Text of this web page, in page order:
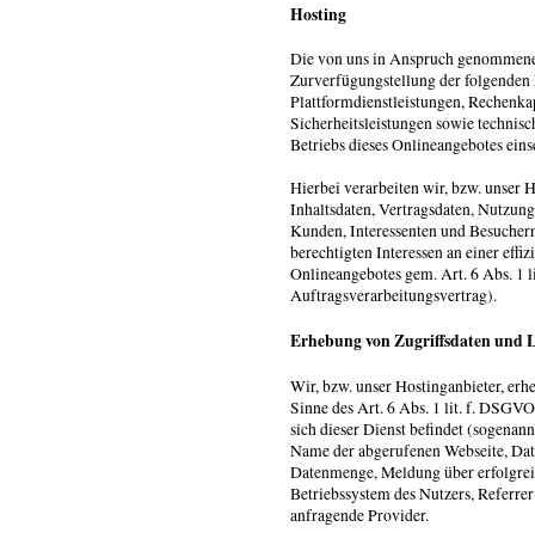
Hosting
Die von uns in Anspruch
Zurverfügungstellung der
Plattformdienstleistungen,
Sicherheitsleistungen sowie
Betriebs dieses Onlineangebotes
Hierbei verarbeiten wir, bzw. unser
Inhaltsdaten, Vertragsdaten,
Kunden, Interessenten und
berechtigten Interessen an einer
Onlineangebotes gem. Art. 6 Abs.
Auftragsverarbeitungsvertrag).
Erhebung von Zugriffsdaten und
Wir, bzw. unser Hostinganbieter,
Sinne des Art. 6 Abs. 1 lit. f.
sich dieser Dienst befindet
Name der abgerufenen Webseite,
Datenmenge, Meldung über
Betriebssystem des Nutzers,
anfragende Provider.